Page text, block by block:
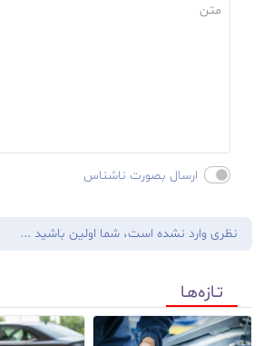
ارسال بصورت ناشناس
نظری وارد نشده است، شما اولین باشید ...
تـازه‌هـا